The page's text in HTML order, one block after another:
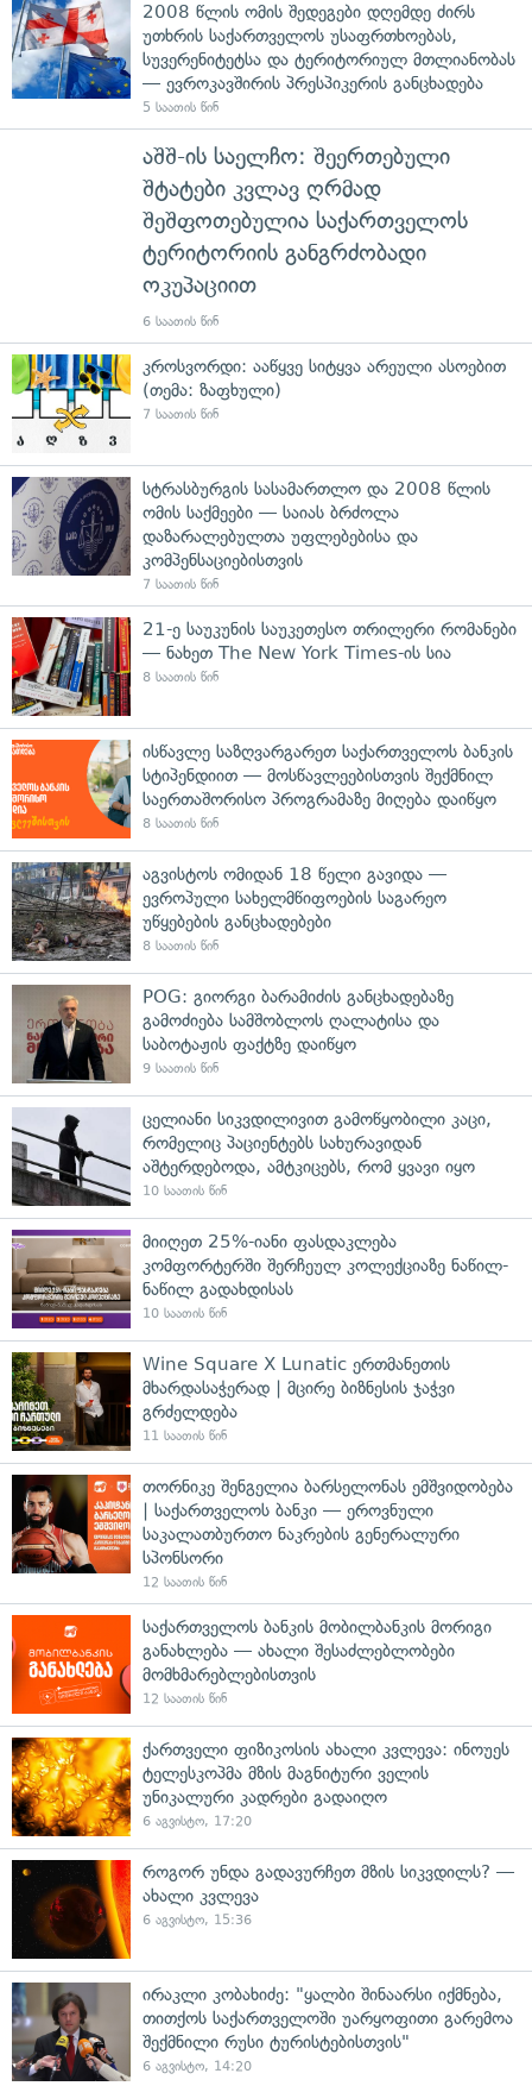
2008 წლის ომის შედეგები დღემდე ძირს
უთხრის საქართველოს უსაფრთხოებას,
სუვერენიტეტსა და ტერიტორიულ მთლიანობას
— ევროკავშირის პრესპიკერის განცხადება
5 საათის წინ
აშშ-ის საელჩო: შეერთებული
შტატები კვლავ ღრმად
შეშფოთებულია საქართველოს
ტერიტორიის განგრძობადი
ოკუპაციით
6 საათის წინ
კროსვორდი: ააწყვე სიტყვა არეული ასოებით
(თემა: ზაფხული)
7 საათის წინ
სტრასბურგის სასამართლო და 2008 წლის
ომის საქმეები — საიას ბრძოლა
დაზარალებულთა უფლებებისა და
კომპენსაციებისთვის
7 საათის წინ
21-ე საუკუნის საუკეთესო თრილერი რომანები
— ნახეთ The New York Times-ის სია
8 საათის წინ
ისწავლე საზღვარგარეთ საქართველოს ბანკის
სტიპენდიით — მოსწავლეებისთვის შექმნილ
საერთაშორისო პროგრამაზე მიღება დაიწყო
8 საათის წინ
აგვისტოს ომიდან 18 წელი გავიდა —
ევროპული სახელმწიფოების საგარეო
უწყებების განცხადებები
8 საათის წინ
POG: გიორგი ბარამიძის განცხადებაზე
გამოძიება სამშობლოს ღალატისა და
საბოტაჟის ფაქტზე დაიწყო
9 საათის წინ
ცელიანი სიკვდილივით გამოწყობილი კაცი,
რომელიც პაციენტებს სახურავიდან
აშტერდებოდა, ამტკიცებს, რომ ყვავი იყო
10 საათის წინ
მიიღეთ 25%-იანი ფასდაკლება
კომფორტერში შერჩეულ კოლექციაზე ნაწილ-
ნაწილ გადახდისას
10 საათის წინ
Wine Square X Lunatic ერთმანეთის
მხარდასაჭერად | მცირე ბიზნესის ჯაჭვი
გრძელდება
11 საათის წინ
თორნიკე შენგელია ბარსელონას ემშვიდობება
| საქართველოს ბანკი — ეროვნული
საკალათბურთო ნაკრების გენერალური
სპონსორი
12 საათის წინ
საქართველოს ბანკის მობილბანკის მორიგი
განახლება — ახალი შესაძლებლობები
მომხმარებლებისთვის
12 საათის წინ
ქართველი ფიზიკოსის ახალი კვლევა: ინოუეს
ტელესკოპმა მზის მაგნიტური ველის
უნიკალური კადრები გადაიღო
6 აგვისტო, 17:20
როგორ უნდა გადავურჩეთ მზის სიკვდილს? —
ახალი კვლევა
6 აგვისტო, 15:36
ირაკლი კობახიძე: "ყალბი შინაარსი იქმნება,
თითქოს საქართველოში უარყოფითი გარემოა
შექმნილი რუსი ტურისტებისთვის"
6 აგვისტო, 14:20